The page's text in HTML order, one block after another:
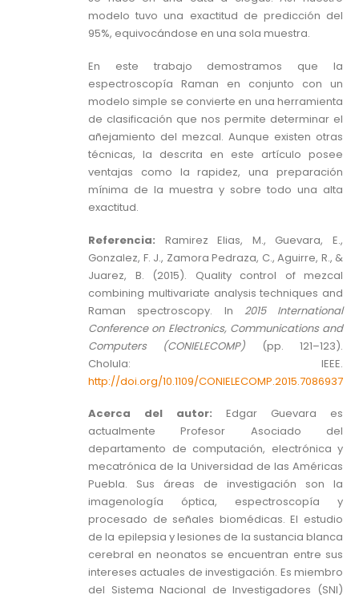
modelo tuvo una exactitud de predicción del
95%, equivocándose en una sola muestra.
En este trabajo demostramos que la
espectroscopía Raman en conjunto con un
modelo simple se convierte en una herramienta
de clasificación que nos permite determinar el
añejamiento del mezcal. Aunque existen otras
técnicas, la descrita en este artículo posee
ventajas como la rapidez, una preparación
mínima de la muestra y sobre todo una alta
exactitud.
Referencia: Ramirez Elias, M., Guevara, E.,
Gonzalez, F. J., Zamora Pedraza, C., Aguirre, R., &
Juarez, B. (2015). Quality control of mezcal
combining multivariate analysis techniques and
Raman spectroscopy. In 2015 International
Conference on Electronics, Communications and
Computers (CONIELECOMP) (pp. 121–123).
Cholula: IEEE.
http://doi.org/10.1109/CONIELECOMP.2015.7086937
Acerca del autor: Edgar Guevara es
actualmente Profesor Asociado del
departamento de computación, electrónica y
mecatrónica de la Universidad de las Américas
Puebla. Sus áreas de investigación son la
imagenología óptica, espectroscopía y
procesado de señales biomédicas. El estudio
de la epilepsia y lesiones de la sustancia blanca
cerebral en neonatos se encuentran entre sus
intereses actuales de investigación. Es miembro
del Sistema Nacional de Investigadores (SNI)